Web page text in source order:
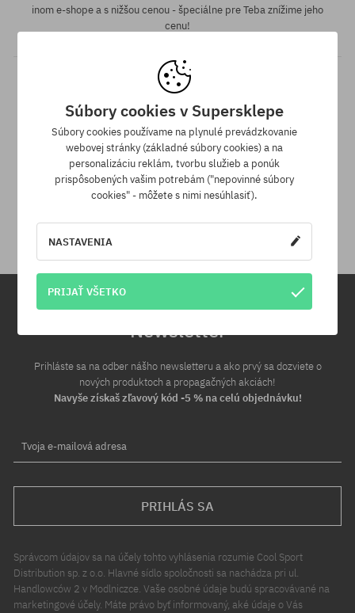
inom e-shope a s nižšou cenou - špeciálne pre Teba znížime jeho
cenu!
30 dní na vrátenie tovaru
Newsletter
Prihláste sa na odber nášho newsletteru a ako prvý sa dozviete o
nových produktoch a propagačných akciách!
Navyše získaš zľavový kód -5 % na celú objednávku!
Tvoja e-mailová adresa
PRIHLÁS SA
Správcom údajov sa na účely tohto vyhlásenia rozumie Cool Sport
Distribution sp. z o.o. Hlavné sídlo spoločnosti sa nachádza pri ul.
Handlowców 2 v Modlniczce. Vaše osobné údaje budú spracovávané na
marketingové účely. Máte právo byť informovaný, aké údaje o Vás
Súbory cookies v Supersklepe
Súbory cookies používame na plynulé prevádzkovanie
webovej stránky (základné súbory cookies) a na
personalizáciu reklám, tvorbu služieb a ponúk
prispôsobených vašim potrebám ("nepovinné súbory
cookies" - môžete s nimi nesúhlasiť).
NASTAVENIA
PRIJAŤ VŠETKO